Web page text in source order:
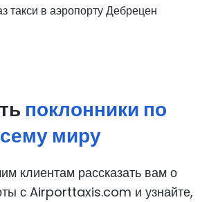
такси в аэропорту Дебрецен
поклонники по
миру
клиентам рассказать вам о
с Airporttaxis.com и узнайте,